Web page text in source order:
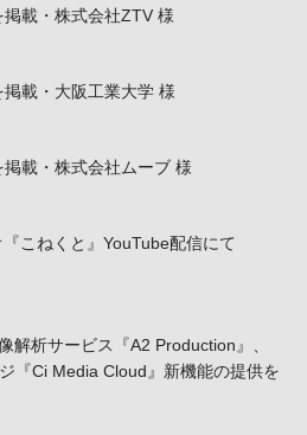
載・株式会社ZTV 様
載・大阪工業大学 様
載・株式会社ムーブ 様
こねくと』YouTube配信にて
解析サービス『A2 Production』、
『Ci Media Cloud』新機能の提供を